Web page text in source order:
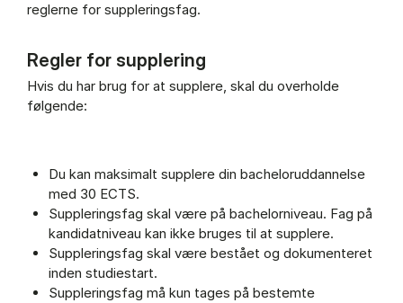
reglerne for suppleringsfag.
Regler for supplering
Hvis du har brug for at supplere, skal du overholde
følgende:
Du kan maksimalt supplere din bacheloruddannelse
med 30 ECTS.
Suppleringsfag skal være på bachelorniveau. Fag på
kandidatniveau kan ikke bruges til at supplere.
Suppleringsfag skal være bestået og dokumenteret
inden studiestart.
Suppleringsfag må kun tages på bestemte